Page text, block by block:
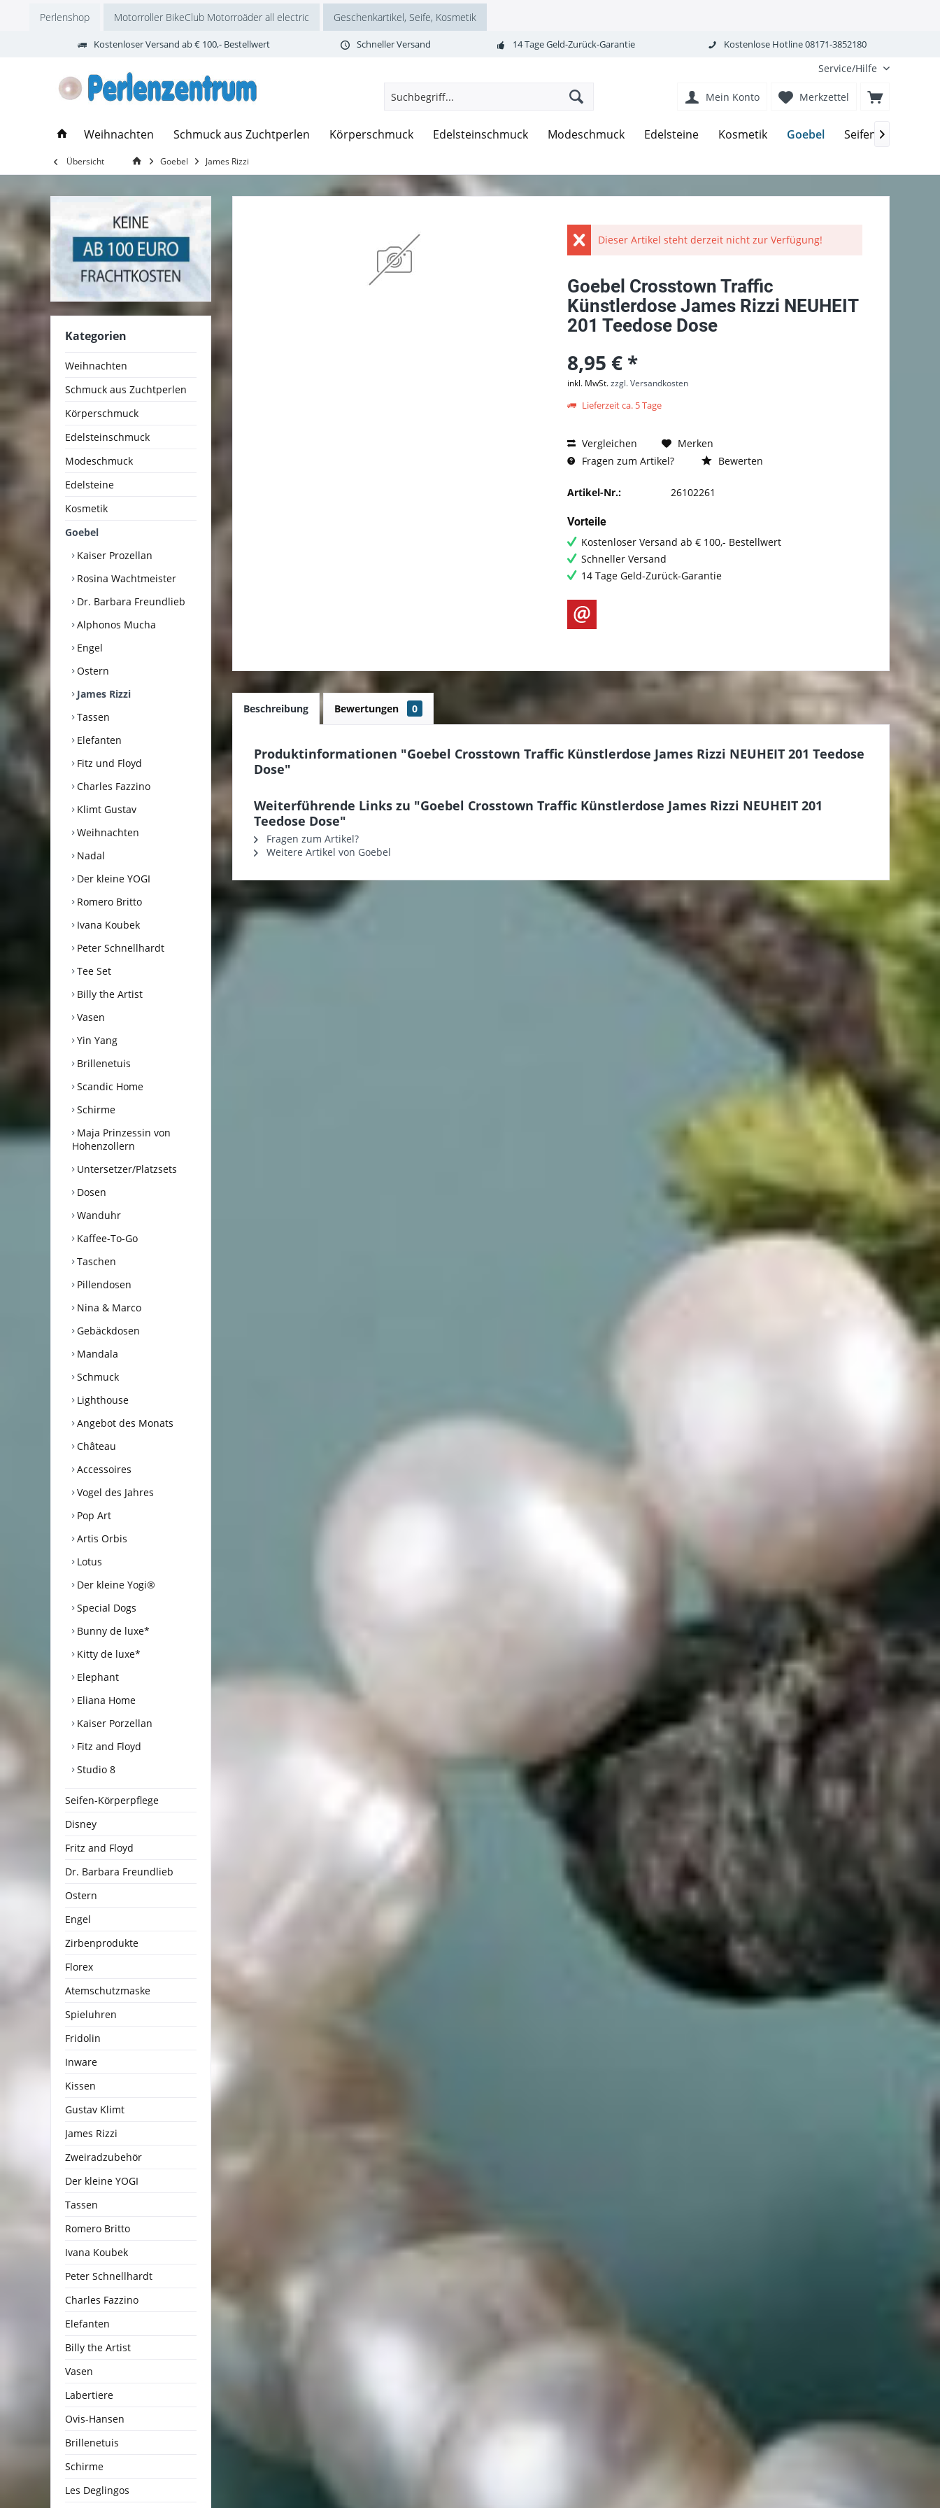
Perlenshop Motorroller BikeClub Motorroäder all electric Geschenkartikel, Seife, Kosmetik
Kostenloser Versand ab € 100,- Bestellwert Schneller Versand 14 Tage Geld-Zurück-Garantie Kostenlose Hotline 08171-3852180
Service/Hilfe
Merkzettel
Mein Konto
Weihnachten Schmuck aus Zuchtperlen Körperschmuck Edelsteinschmuck Modeschmuck Edelsteine Kosmetik Goebel Seifen-
Übersicht Goebel James Rizzi
Kategorien
Weihnachten
Schmuck aus Zuchtperlen
Körperschmuck
Edelsteinschmuck
Modeschmuck
Edelsteine
Kosmetik
Goebel
Kaiser Prozellan
Rosina Wachtmeister
Dr. Barbara Freundlieb
Alphonos Mucha
Engel
Ostern
James Rizzi
Tassen
Elefanten
Fitz und Floyd
Charles Fazzino
Klimt Gustav
Weihnachten
Nadal
Der kleine YOGI
Romero Britto
Ivana Koubek
Peter Schnellhardt
Tee Set
Billy the Artist
Vasen
Yin Yang
Brillenetuis
Scandic Home
Schirme
Maja Prinzessin von
Hohenzollern
Untersetzer/Platzsets
Dosen
Wanduhr
Kaffee-To-Go
Taschen
Pillendosen
Nina & Marco
Gebäckdosen
Mandala
Schmuck
Lighthouse
Angebot des Monats
Château
Accessoires
Vogel des Jahres
Pop Art
Artis Orbis
Lotus
Der kleine Yogi®
Special Dogs
Bunny de luxe*
Kitty de luxe*
Elephant
Eliana Home
Kaiser Porzellan
Fitz and Floyd
Studio 8
Seifen-Körperpflege
Disney
Fritz and Floyd
Dr. Barbara Freundlieb
Ostern
Engel
Zirbenprodukte
Florex
Atemschutzmaske
Spieluhren
Fridolin
Inware
Kissen
Gustav Klimt
James Rizzi
Zweiradzubehör
Der kleine YOGI
Tassen
Romero Britto
Ivana Koubek
Peter Schnellhardt
Charles Fazzino
Elefanten
Billy the Artist
Vasen
Labertiere
Ovis-Hansen
Brillenetuis
Schirme
Les Deglingos
Dieser Artikel steht derzeit nicht zur Verfügung!
Goebel Crosstown Traffic
Künstlerdose James Rizzi NEUHEIT
201 Teedose Dose
8,95 € *
inkl. MwSt.zzgl. Versandkosten
Lieferzeit ca. 5 Tage
Vergleichen
Merken
Fragen zum Artikel?
Bewerten
Artikel-Nr.: 26102261
Vorteile
Kostenloser Versand ab € 100,- Bestellwert
Schneller Versand
14 Tage Geld-Zurück-Garantie
Beschreibung Bewertungen 0
Produktinformationen "Goebel Crosstown Traffic Künstlerdose James Rizzi NEUHEIT 201 Teedose
Dose"
Weiterführende Links zu "Goebel Crosstown Traffic Künstlerdose James Rizzi NEUHEIT 201
Teedose Dose"
Fragen zum Artikel?
Weitere Artikel von Goebel